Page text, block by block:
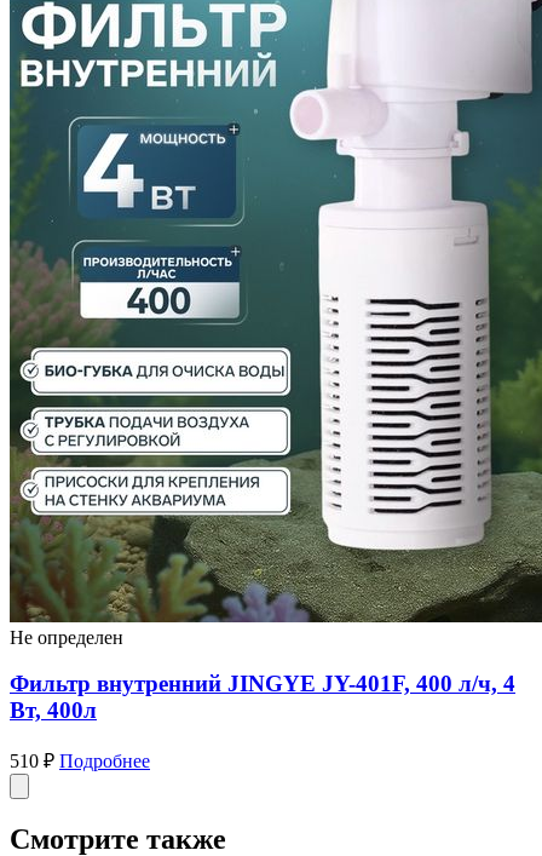
Не определен
Фильтр внутренний JINGYE JY-401F, 400 л/ч, 4
Вт, 400л
510 ₽ Подробнее
Смотрите также